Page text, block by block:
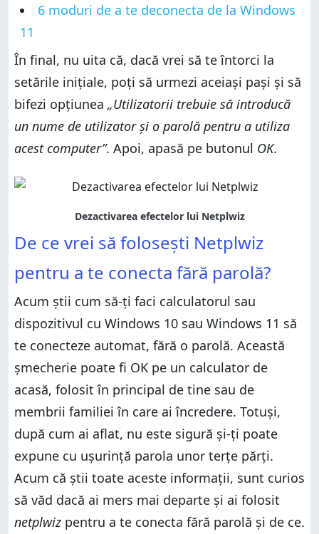
6 moduri de a te deconecta de la Windows
11
În final, nu uita că, dacă vrei să te întorci la
setările inițiale, poți să urmezi aceiași pași și să
bifezi opțiunea „Utilizatorii trebuie să introducă
un nume de utilizator și o parolă pentru a utiliza
acest computer”. Apoi, apasă pe butonul OK.
De ce vrei să folosești Netplwiz
pentru a te conecta fără parolă?
Acum știi cum să-ți faci calculatorul sau
dispozitivul cu Windows 10 sau Windows 11 să
te conecteze automat, fără o parolă. Această
șmecherie poate fi OK pe un calculator de
acasă, folosit în principal de tine sau de
membrii familiei în care ai încredere. Totuși,
după cum ai aflat, nu este sigură și-ți poate
expune cu ușurință parola unor terțe părți.
Acum că știi toate aceste informații, sunt curios
să văd dacă ai mers mai departe și ai folosit
netplwiz pentru a te conecta fără parolă și de ce.